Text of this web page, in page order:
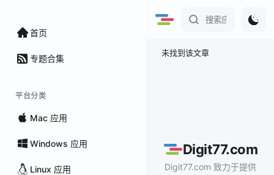
首页
专题合集
平台分类
Mac 应用
Windows 应用
Linux 应用
未找到该文章
Digit77.com
Digit77.com 致力于提供